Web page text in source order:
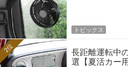
トピックス
長距離運転中
選【夏活カー
2位